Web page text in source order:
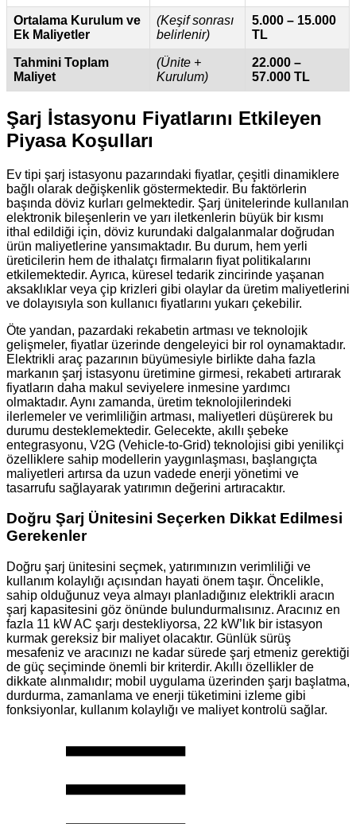
Ortalama Kurulum ve
Ek Maliyetler
(Keşif sonrası
belirlenir)
5.000 – 15.000
TL
Tahmini Toplam
Maliyet
(Ünite +
Kurulum)
22.000 –
57.000 TL
Şarj İstasyonu Fiyatlarını Etkileyen
Piyasa Koşulları
Ev tipi şarj istasyonu pazarındaki fiyatlar, çeşitli dinamiklere
bağlı olarak değişkenlik göstermektedir. Bu faktörlerin
başında döviz kurları gelmektedir. Şarj ünitelerinde kullanılan
elektronik bileşenlerin ve yarı iletkenlerin büyük bir kısmı
ithal edildiği için, döviz kurundaki dalgalanmalar doğrudan
ürün maliyetlerine yansımaktadır. Bu durum, hem yerli
üreticilerin hem de ithalatçı firmaların fiyat politikalarını
etkilemektedir. Ayrıca, küresel tedarik zincirinde yaşanan
aksaklıklar veya çip krizleri gibi olaylar da üretim maliyetlerini
ve dolayısıyla son kullanıcı fiyatlarını yukarı çekebilir.
Öte yandan, pazardaki rekabetin artması ve teknolojik
gelişmeler, fiyatlar üzerinde dengeleyici bir rol oynamaktadır.
Elektrikli araç pazarının büyümesiyle birlikte daha fazla
markanın şarj istasyonu üretimine girmesi, rekabeti artırarak
fiyatların daha makul seviyelere inmesine yardımcı
olmaktadır. Aynı zamanda, üretim teknolojilerindeki
ilerlemeler ve verimliliğin artması, maliyetleri düşürerek bu
durumu desteklemektedir. Gelecekte, akıllı şebeke
entegrasyonu, V2G (Vehicle-to-Grid) teknolojisi gibi yenilikçi
özelliklere sahip modellerin yaygınlaşması, başlangıçta
maliyetleri artırsa da uzun vadede enerji yönetimi ve
tasarrufu sağlayarak yatırımın değerini artıracaktır.
Doğru Şarj Ünitesini Seçerken Dikkat Edilmesi
Gerekenler
Doğru şarj ünitesini seçmek, yatırımınızın verimliliği ve
kullanım kolaylığı açısından hayati önem taşır. Öncelikle,
sahip olduğunuz veya almayı planladığınız elektrikli aracın
şarj kapasitesini göz önünde bulundurmalısınız. Aracınız en
fazla 11 kW AC şarjı destekliyorsa, 22 kW’lık bir istasyon
kurmak gereksiz bir maliyet olacaktır. Günlük sürüş
mesafeniz ve aracınızı ne kadar sürede şarj etmeniz gerektiği
de güç seçiminde önemli bir kriterdir. Akıllı özellikler de
dikkate alınmalıdır; mobil uygulama üzerinden şarjı başlatma,
durdurma, zamanlama ve enerji tüketimini izleme gibi
fonksiyonlar, kullanım kolaylığı ve maliyet kontrolü sağlar.